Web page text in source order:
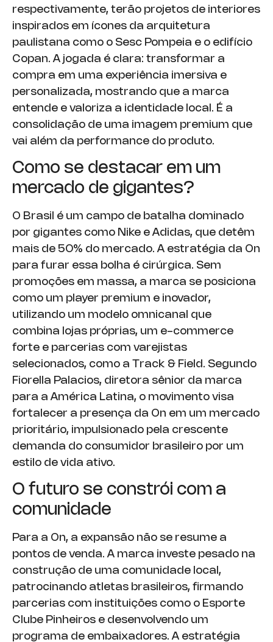
respectivamente, terão projetos de interiores
inspirados em ícones da arquitetura
paulistana como o Sesc Pompeia e o edifício
Copan. A jogada é clara: transformar a
compra em uma experiência imersiva e
personalizada, mostrando que a marca
entende e valoriza a identidade local. É a
consolidação de uma imagem premium que
vai além da performance do produto.
Como se destacar em um
mercado de gigantes?
O Brasil é um campo de batalha dominado
por gigantes como Nike e Adidas, que detêm
mais de 50% do mercado. A estratégia da On
para furar essa bolha é cirúrgica. Sem
promoções em massa, a marca se posiciona
como um player premium e inovador,
utilizando um modelo omnicanal que
combina lojas próprias, um e-commerce
forte e parcerias com varejistas
selecionados, como a Track & Field. Segundo
Fiorella Palacios, diretora sênior da marca
para a América Latina, o movimento visa
fortalecer a presença da On em um mercado
prioritário, impulsionado pela crescente
demanda do consumidor brasileiro por um
estilo de vida ativo.
O futuro se constrói com a
comunidade
Para a On, a expansão não se resume a
pontos de venda. A marca investe pesado na
construção de uma comunidade local,
patrocinando atletas brasileiros, firmando
parcerias com instituições como o Esporte
Clube Pinheiros e desenvolvendo um
programa de embaixadores. A estratégia